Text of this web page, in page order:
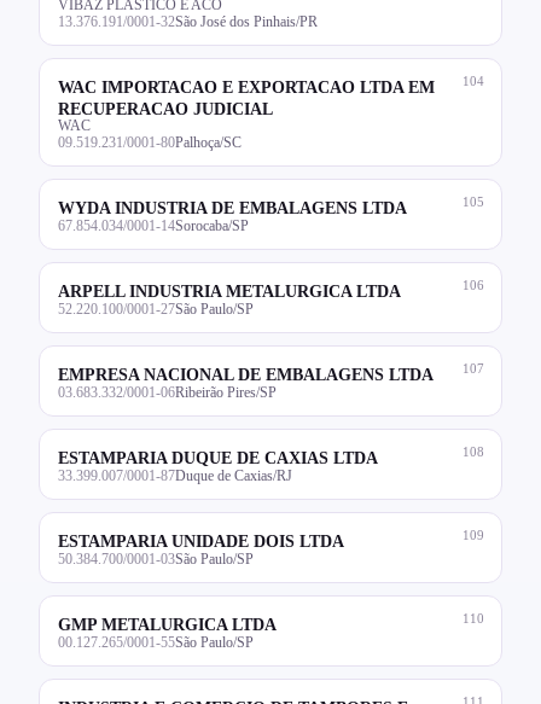
VIBAZ PLASTICO E ACO
13.376.191/0001-32São José dos Pinhais/PR
104
WAC IMPORTACAO E EXPORTACAO LTDA EM
RECUPERACAO JUDICIAL
WAC
09.519.231/0001-80Palhoça/SC
105
WYDA INDUSTRIA DE EMBALAGENS LTDA
67.854.034/0001-14Sorocaba/SP
106
ARPELL INDUSTRIA METALURGICA LTDA
52.220.100/0001-27São Paulo/SP
107
EMPRESA NACIONAL DE EMBALAGENS LTDA
03.683.332/0001-06Ribeirão Pires/SP
108
ESTAMPARIA DUQUE DE CAXIAS LTDA
33.399.007/0001-87Duque de Caxias/RJ
109
ESTAMPARIA UNIDADE DOIS LTDA
50.384.700/0001-03São Paulo/SP
110
GMP METALURGICA LTDA
00.127.265/0001-55São Paulo/SP
111